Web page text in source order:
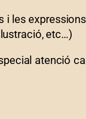
i les
etc…)
atenció